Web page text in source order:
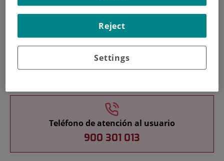
Docencia
Teléfono de atención al usuario
900 301 013
Settings
Reject